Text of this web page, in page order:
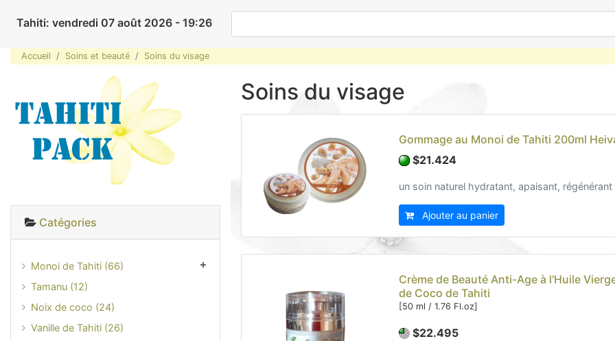
Tahiti: vendredi 07 août 2026 - 19:26
Accueil Soins et beauté Soins du visage
Soins du visage
Gommage au Monoi de Tahiti 200ml
$21.424
un soin naturel hydratant, apaisant, régénérant
Ajouter au panier
Crème de Beauté Anti-Age à l'Huile
de Coco de Tahiti
[50 ml / 1.76 Fl.oz]
$22.495
Catégories
Monoi de Tahiti (66)
Tamanu (12)
Noix de coco (24)
Vanille de Tahiti (26)